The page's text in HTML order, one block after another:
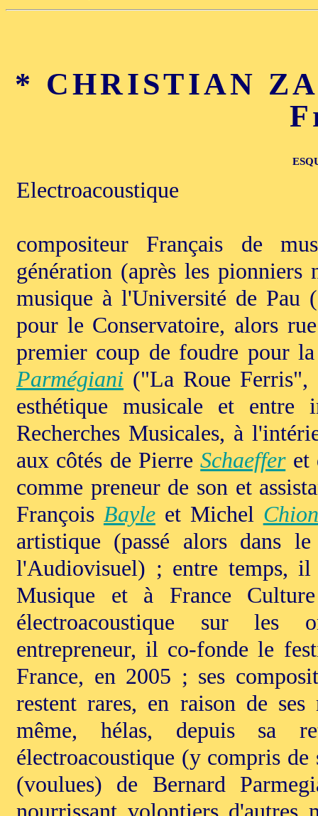
* CHRISTIAN
Electroacoustique
compositeur Français de
génération (après les
musique à l'Université de Pau
pour le Conservatoire, alors
premier coup de foudre pour
Parmégiani ("La Roue
esthétique musicale et entre
Recherches Musicales, à
aux côtés de PierreSchaefferet
comme preneur de son et
François Bayleet Michel Chion
artistique (passé alors dans
l'Audiovisuel) ; entre temps, il
Musique et à France
électroacoustique sur les
entrepreneur, il co-fonde le
France, en 2005 ; ses
restent rares, en raison de
même, hélas, depuis sa
électroacoustique (y compris de
(voulues) de Bernard